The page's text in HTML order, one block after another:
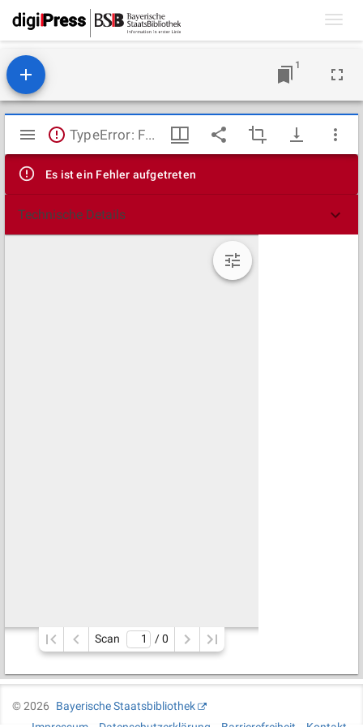
1
Mirador
Viewer
TypeError: Failed to fetch
Es ist ein Fehler aufgetreten
Technische Details
Scan / 0
©2026
Bayerische Staatsbibliothek